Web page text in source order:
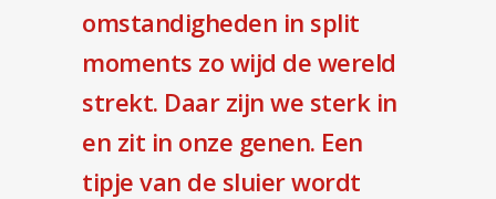
omstandigheden in split
moments zo wijd de wereld
strekt. Daar zijn we sterk in
en zit in onze genen. Een
tipje van de sluier wordt